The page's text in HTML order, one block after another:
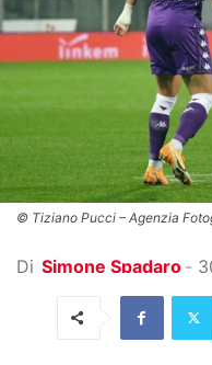
© Tiziano Pucci – Agenzia
Di Simone Spadaro -